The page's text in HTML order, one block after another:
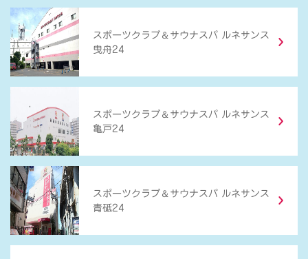
スポーツクラブ ＆ サウナスパ ルネサンス
曳舟24
スポーツクラブ ＆ サウナスパ ルネサンス
亀戸24
スポーツクラブ ＆ サウナスパ ルネサンス
青砥24